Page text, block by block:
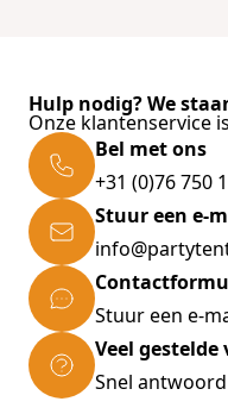
Hulp nodig? We
Onze klantenservice
Bel met ons
+31 (0)76 750
Stuur een e-
Stuur een e-
Veel gestelde
Snel